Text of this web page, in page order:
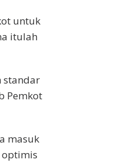
untuk
itulah
standar
Pemkot
masuk
optimis